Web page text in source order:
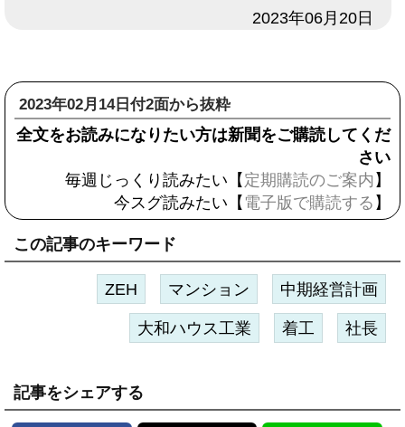
2023年06月20日
2023年02月14日付2面から抜粋
全文をお読みになりたい方は新聞をご購読してくだ
さい
毎週じっくり読みたい【 定期購読のご案内 】
今スグ読みたい【 電子版で購読する 】
この記事のキーワード
ZEH マンション 中期経営計画
大和ハウス工業 着工 社長
記事をシェアする